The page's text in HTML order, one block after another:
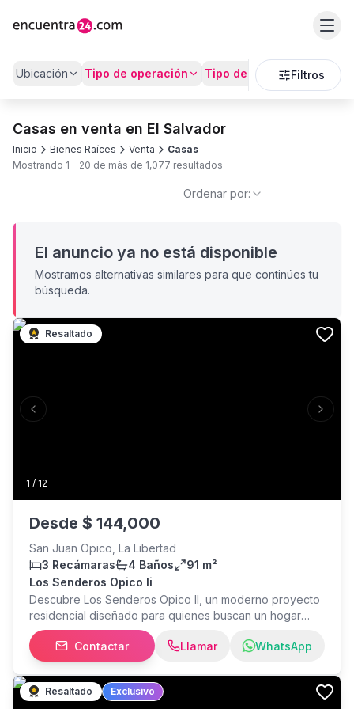
Ubicación Tipo de operación Tipo de PropiedadFiltros
Casas en venta en El Salvador
Inicio Bienes Raíces Venta
Casas
Mostrando 1 - 20 de más de 1,077 resultados
Ordenar por:
El anuncio ya no está disponible
Mostramos alternativas similares para que continúes tu
búsqueda.
1 / 12
Previous slide Next
Resaltado
Desde $ 144,000
San Juan Opico, La Libertad
3 Recámaras
4 Baños
91 m²
Los Senderos Opico Ii
Descubre Los Senderos Opico II, un moderno proyecto
residencial diseñado para quienes buscan un hogar
seguro, cómodo y con excelente ubicación. Ubicado
sobre la Carretera Panamericana, a tan solo 1.5 km de El
Encuentro Opico y del Redondel Claudia Lars, este
desarrollo ofrece una combinación ideal entre
tranquilidad, conectividad y alta plusvalía. Las viviendas
Contactar Llamar WhatsApp
Resaltado Exclusivo